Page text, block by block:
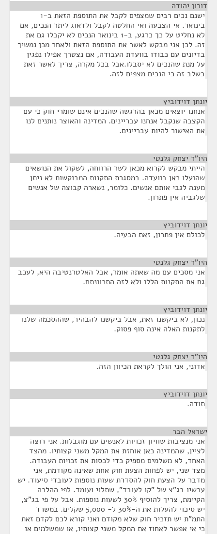
דורון יהודה
ישנם נכים רבים שמצפים לקבל את התוספת הזאת ב-1
בינואר. אי הצבעה ואי החלטה לקבל ולדאוג ליתר הנכים, אם
לא נחליט על כך כרגע, ב-1 בינואר הנכים לא יקבלו גם את
זה. לכן אני מבקש לאשר את התוספת הזאת ולאחר מכן נמשיך
בדיונים עם כבודו בוועדת העבודה, אם נצטרך אפילו נפגין
על מנת שהנכים לא יסבלו.אבל בכל מקרה, צריך לאשר זאת
בשלב זה כי הנכים מצפים לזה.
יונתן דוידוביץ
אנחנו יוצאים מכאן בהרגשה שהנכים אינם שומרי חוק כי עם
הקצבה שנקבל אנחנו עבריינים. המדינה והאוצר נותנים לנו
את האישור להיות עבריינים.
היו"ר יצחק גלנטי
הייתי מבקש לקרוא מכאן לשר הרווחה, לשקול את הנושאים
שהועלו כאן בוועדה. במסגרת התקנות המבוקשות לא ניתן
מענה לגבי אותם אנשים. כלומר, נשארה קבוצה של אנשים
שלגביה אין פתרון.
יונתן דוידוביץ
לכולם אין פתרון, זאת הבעיה.
היו"ר יצחק גלנטי
אני מסכים עם מה שאתה אומר, אבל האלטרנטיבה היא, לעכב
גם את התקנות הללו ולא לזה התכוונתם.
יונתן דוידוביץ
נכון, לא ביקשנו זאת, אבל ביקשנו להבהיר, שההסכמה שלנו
לתקנות האלה אינה סוף פסוק.
היו"ר יצחק גלנטי
אדוני, אני הולך לקראת הכיוון הזה.
יונתן דוידוביץ
תודה.
ישראל הבר
אני מנציבות שוויון זכויות לאנשים עם מוגבלות. אני רוצה
לציין, שהמדינה כאן אוחזת את המקל משני קצותיו. מהצד
האחד, לא משלמים מספיק כדי לכסות את זכויות העבודה.
מצד שני, יש לפחות הצעת חוק אחת שאינה מקודמת, אני
מדבר על הצעת חוק להסדרת שעות נוספות לעובדי סיעוד. יש
עכשיו בג"צ של "קו לעובד", שתלוי ועומד. לפי ההלכה
הקיימת, צריך להוסיף 30% לשעות נוספות. אבל על פי בג"צ,
יש סיכוי להעלות את ה-30% ל- 5,000 שקלים. במשרד
התמ"ת יש תזכיר חוק שלא מקודם ואני קורא לכם לקדם זאת
כי אי אפשר לאחוז את המקל משני קצותיו, או שמשלמים או